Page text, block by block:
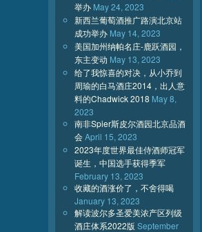
举办 May 24, 2023
新西兰葡萄酒推广路演北京站
成功举办 May 14, 2023
美国加州纳帕名庄-鹿跃酒园，
东主变动 May 13, 2023
给了我惊喜的对决，从小乔到
周瑜的白马酒庄2014，出人意
料的Chadwick 2018 May 8,
2023
南非Spier斯皮尔酒园北京品酒
会April 15, 2023
2023年度世界最佳侍酒师冠军
诞生，中国选手获得季军
February 13, 2023
收藏的酒涨价了，不舍得喝
January 13, 2023
解读波尔多圣爱美浓产区列级
酒庄体系2022版 September